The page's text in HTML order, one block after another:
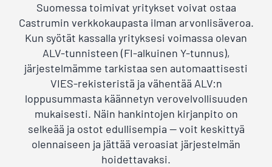
Suomessa toimivat yritykset voivat ostaa
Castrumin verkkokaupasta ilman arvonlisäveroa.
Kun syötät kassalla yrityksesi voimassa olevan
ALV-tunnisteen (FI-alkuinen Y-tunnus),
järjestelmämme tarkistaa sen automaattisesti
VIES-rekisteristä ja vähentää ALV:n
loppusummasta käännetyn verovelvollisuuden
mukaisesti. Näin hankintojen kirjanpito on
selkeää ja ostot edullisempia — voit keskittyä
olennaiseen ja jättää veroasiat järjestelmän
hoidettavaksi.